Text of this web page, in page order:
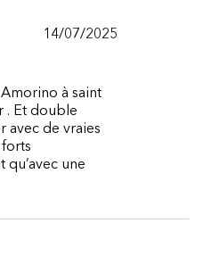
14/07/2025
à saint
. Et double
avec de vraies
une